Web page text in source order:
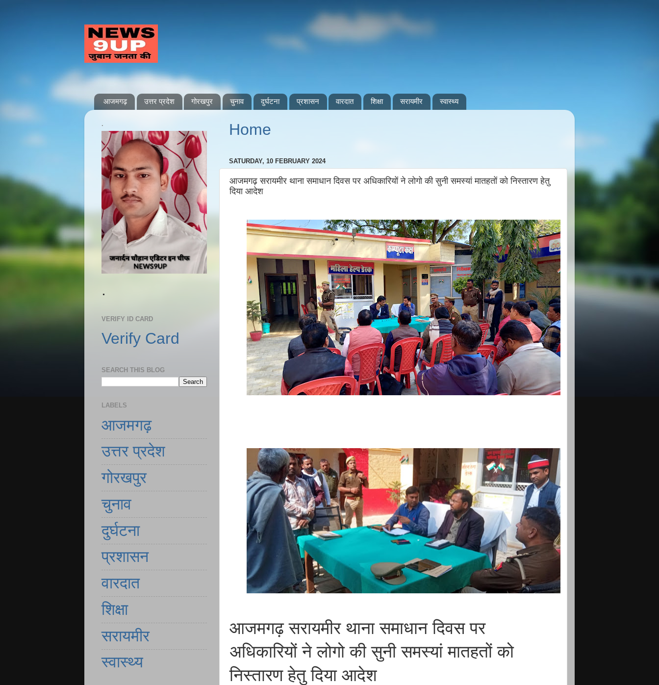
आजमगढ़ उत्तर प्रदेश गोरखपुर चुनाव दुर्घटना प्रशासन वारदात शिक्षा सरायमीर स्वास्थ्य
Home
SATURDAY, 10 FEBRUARY 2024
आजमगढ़ सरायमीर थाना समाधान दिवस पर अधिकारियों ने लोगो की सुनी समस्यां मातहतों को निस्तारण हेतु
दिया आदेश
आजमगढ़ सरायमीर थाना समाधान दिवस पर
अधिकारियों ने लोगो की सुनी समस्यां मातहतों को
निस्तारण हेतु दिया आदेश
.
.
VERIFY ID CARD
Verify Card
SEARCH THIS BLOG
LABELS
आजमगढ़
उत्तर प्रदेश
गोरखपुर
चुनाव
दुर्घटना
प्रशासन
वारदात
शिक्षा
सरायमीर
स्वास्थ्य